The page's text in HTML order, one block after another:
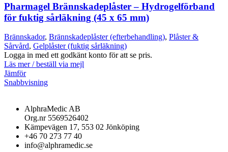
Pharmagel Brännskadeplåster – Hydrogelförband
för fuktig sårläkning (45 x 65 mm)
Brännskador, Brännskadeplåster (efterbehandling), Plåster &
Sårvård, Gelplåster (fuktig sårläkning)
Logga in med ett godkänt konto för att se pris.
Läs mer / beställ via mejl
Jämför
Snabbvisning
AlphraMedic AB
Org.nr 5569526402
Kämpevägen 17, 553 02 Jönköping
+46 70 273 77 40
info@alphramedic.se